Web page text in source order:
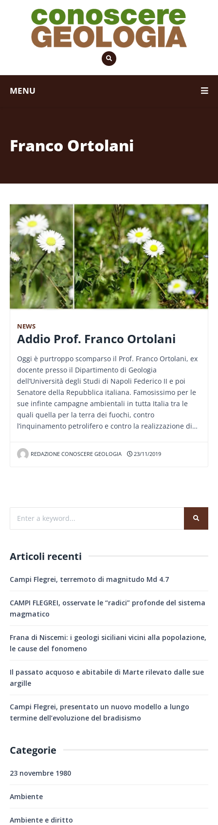
MENU
Franco Ortolani
NEWS
Addio Prof. Franco Ortolani
Oggi è purtroppo scomparso il Prof. Franco Ortolani, ex
docente presso il Dipartimento di Geologia
dell’Università degli Studi di Napoli Federico II e poi
Senatore della Repubblica italiana. Famosissimo per le
sue infinte campagne ambientali in tutta Italia tra le
quali quella per la terra dei fuochi, contro
l’inquinamento petrolifero e contro la realizzazione di…
REDAZIONE CONOSCERE GEOLOGIA 23/11/2019
Articoli recenti
Campi Flegrei, terremoto di magnitudo Md 4.7
CAMPI FLEGREI, osservate le “radici” profonde del sistema
magmatico
Frana di Niscemi: i geologi siciliani vicini alla popolazione,
le cause del fonomeno
Il passato acquoso e abitabile di Marte rilevato dalle sue
argille
Campi Flegrei, presentato un nuovo modello a lungo
termine dell’evoluzione del bradisismo
Categorie
23 novembre 1980
Ambiente
Ambiente e diritto